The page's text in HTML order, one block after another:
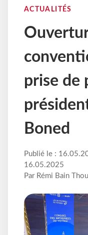
ACTUALITÉS
prise de
Boned
Publié le :
16.05.2025
Par Rémi Bain